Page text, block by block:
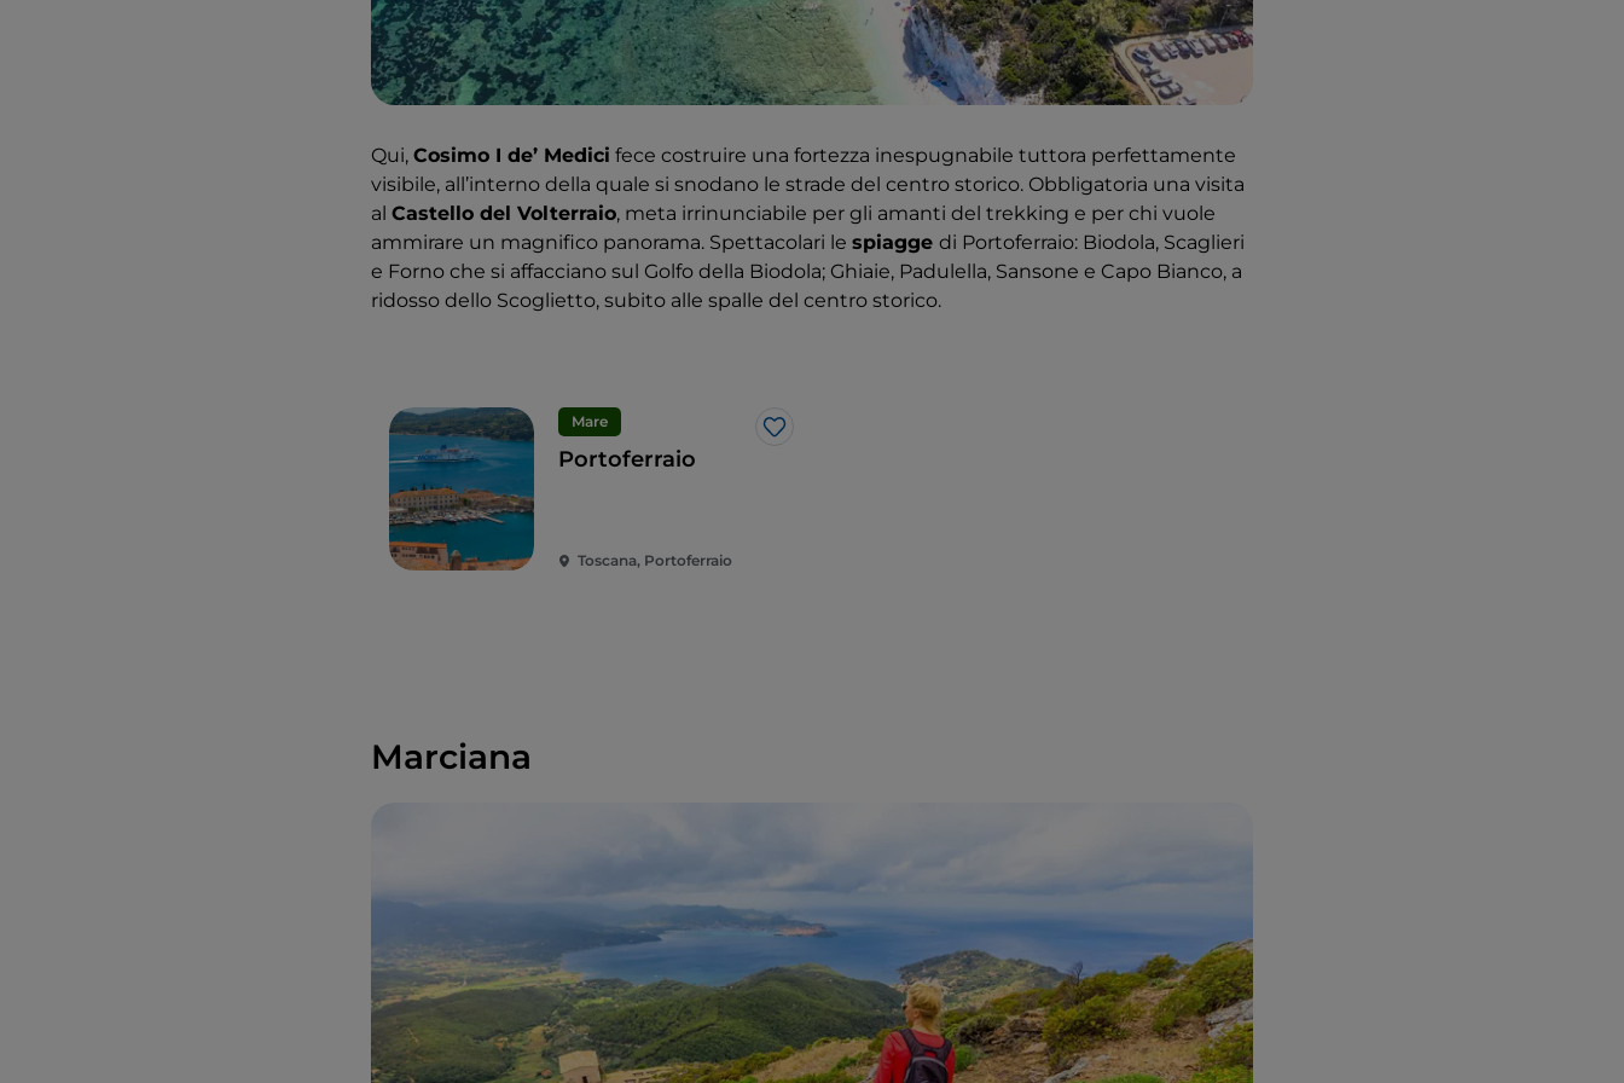
Qui, Cosimo I de’ Medici fece costruire una fortezza inespugnabile tuttora perfettamente
visibile, all’interno della quale si snodano le strade del centro storico. Obbligatoria una visita
al Castello del Volterraio, meta irrinunciabile per gli amanti del trekking e per chi vuole
ammirare un magnifico panorama. Spettacolari le spiagge di Portoferraio: Biodola, Scaglieri
e Forno che si affacciano sul Golfo della Biodola; Ghiaie, Padulella, Sansone e Capo Bianco, a
ridosso dello Scoglietto, subito alle spalle del centro storico.
Mare
Like
Portoferraio
Toscana, Portoferraio
Marciana